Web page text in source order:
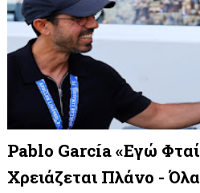
Pablo García «Εγώ
Χρειάζεται Πλάνο -